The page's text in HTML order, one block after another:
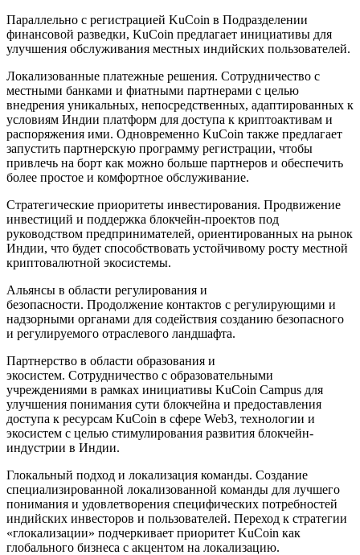
Параллельно с регистрацией KuCoin в Подразделении
финансовой разведки, KuCoin предлагает инициативы для
улучшения обслуживания местных индийских пользователей.
Локализованные платежные решения. Сотрудничество с
местными банками и фиатными партнерами с целью
внедрения уникальных, непосредственных, адаптированных к
условиям Индии платформ для доступа к криптоактивам и
распоряжения ими. Одновременно KuCoin также предлагает
запустить партнерскую программу регистрации, чтобы
привлечь на борт как можно больше партнеров и обеспечить
более простое и комфортное обслуживание.
Стратегические приоритеты инвестирования. Продвижение
инвестиций и поддержка блокчейн-проектов под
руководством предпринимателей, ориентированных на рынок
Индии, что будет способствовать устойчивому росту местной
криптовалютной экосистемы.
Альянсы в области регулирования и
безопасности. Продолжение контактов с регулирующими и
надзорными органами для содействия созданию безопасного
и регулируемого отраслевого ландшафта.
Партнерство в области образования и
экосистем. Сотрудничество с образовательными
учреждениями в рамках инициативы KuCoin Campus для
улучшения понимания сути блокчейна и предоставления
доступа к ресурсам KuCoin в сфере Web3, технологии и
экосистем с целью стимулирования развития блокчейн-
индустрии в Индии.
Глокальный подход и локализация команды. Создание
специализированной локализованной команды для лучшего
понимания и удовлетворения специфических потребностей
индийских инвесторов и пользователей. Переход к стратегии
«глокализации» подчеркивает приоритет KuCoin как
глобального бизнеса с акцентом на локализацию.